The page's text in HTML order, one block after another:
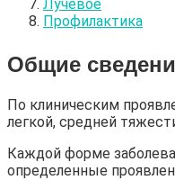
Лучевое
Профилактика
Общие
По клиническим
легкой, средней
Каждой форме
определенные